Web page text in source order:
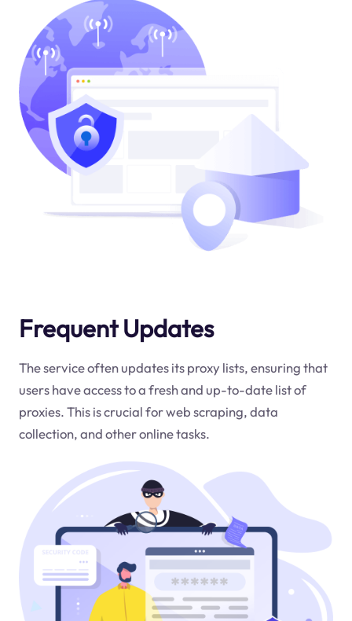
Frequent Updates
The service often updates its proxy lists, ensuring that
users have access to a fresh and up-to-date list of
proxies. This is crucial for web scraping, data
collection, and other online tasks.